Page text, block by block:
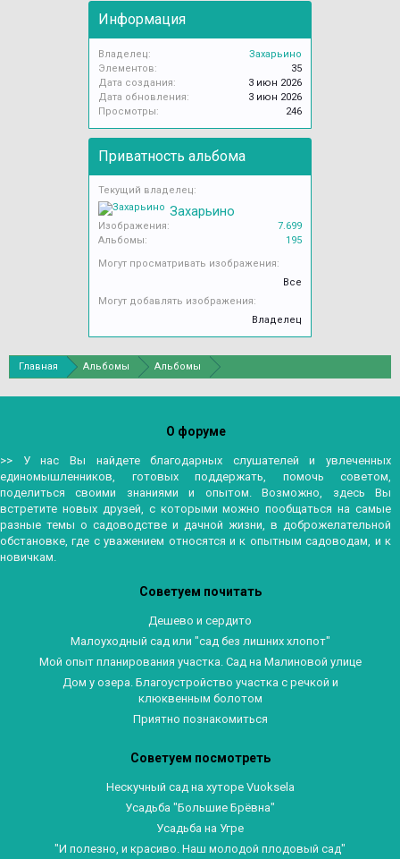
Информация
Владелец:
Захарьино
Элементов:
35
Дата создания:
3 июн 2026
Дата обновления:
3 июн 2026
Просмотры:
246
Приватность альбома
Текущий владелец:
Захарьино
Изображения:
7.699
Альбомы:
195
Могут просматривать изображения:
Все
Могут добавлять изображения:
Владелец
Главная Альбомы Альбомы
О форуме
>> У нас Вы найдете благодарных слушателей и увлеченных
единомышленников, готовых поддержать, помочь советом,
поделиться своими знаниями и опытом. Возможно, здесь Вы
встретите новых друзей, с которыми можно пообщаться на самые
разные темы о садоводстве и дачной жизни, в доброжелательной
обстановке, где с уважением относятся и к опытным садоводам, и к
новичкам.
Советуем почитать
Дешево и сердито
Малоуходный сад или "сад без лишних хлопот"
Мой опыт планирования участка. Сад на Малиновой улице
Дом у озера. Благоустройство участка с речкой и
клюквенным болотом
Приятно познакомиться
Советуем посмотреть
Нескучный сад на хуторе Vuoksela
Усадьба "Большие Брёвна"
Усадьба на Угре
"И полезно, и красиво. Наш молодой плодовый сад"